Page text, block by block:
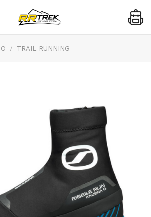
/ TRAIL RUNNING